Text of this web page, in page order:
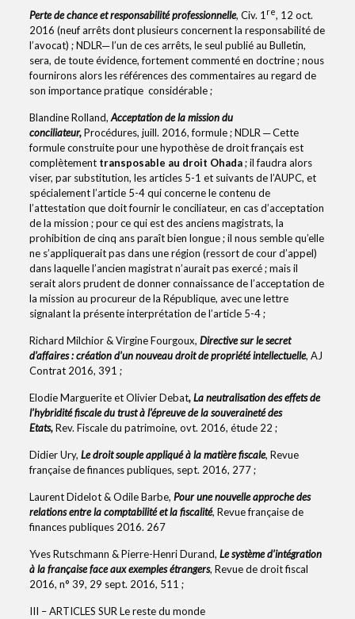
Perte de chance et responsabilité professionnelle, Civ. 1re, 12 oct.
2016 (neuf arrêts dont plusieurs concernent la responsabilité de
l’avocat) ; NDLR─ l’un de ces arrêts, le seul publié au Bulletin,
sera, de toute évidence, fortement commenté en doctrine ; nous
fournirons alors les références des commentaires au regard de
son importance pratique considérable ;
Blandine Rolland,Acceptation de la mission du
conciliateur,Procédures, juill. 2016, formule ; NDLR ─ Cette
formule construite pour une hypothèse de droit français est
complètement transposable au droit Ohada; il faudra alors
viser, par substitution, les articles 5-1 et suivants de l’AUPC, et
spécialement l’article 5-4 qui concerne le contenu de
l’attestation que doit fournir le conciliateur, en cas d’acceptation
de la mission ; pour ce qui est des anciens magistrats, la
prohibition de cinq ans paraît bien longue ; il nous semble qu’elle
ne s’appliquerait pas dans une région (ressort de cour d’appel)
dans laquelle l’ancien magistrat n’aurait pas exercé ; mais il
serait alors prudent de donner connaissance de l’acceptation de
la mission au procureur de la République, avec une lettre
signalant la présente interprétation de l’article 5-4 ;
Richard Milchior & Virgine Fourgoux, Directive sur le secret
d’affaires : création d’un nouveau droit de propriété intellectuelle, AJ
Contrat 2016, 391 ;
Elodie Marguerite et Olivier Debat, La neutralisation des effets de
l’hybridité fiscale du trust à l’épreuve de la souveraineté des
Etats,Rev. Fiscale du patrimoine, ovt. 2016, étude 22 ;
Didier Ury, Le droit souple appliqué à la matière fiscale, Revue
française de finances publiques, sept. 2016, 277 ;
Laurent Didelot & Odile Barbe, Pour une nouvelle approche des
relations entre la comptabilité et la fiscalité, Revue française de
finances publiques 2016. 267
Yves Rutschmann & Pierre-Henri Durand, Le système d’intégration
à la française face aux exemples étrangers, Revue de droit fiscal
2016, n° 39, 29 sept. 2016, 511 ;
III – ARTICLES SUR Le reste du monde